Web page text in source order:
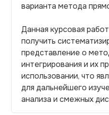
варианта метода
Данная курсовая
получить
представление о
интегрирования и их
использовании, что
для дальнейшего
анализа и смежных